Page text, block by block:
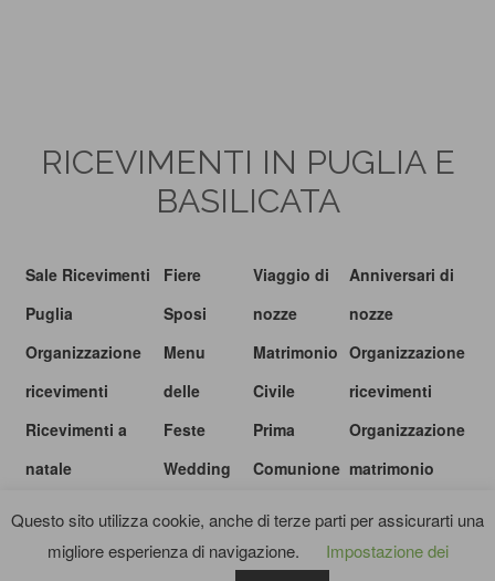
RICEVIMENTI IN PUGLIA E
BASILICATA
Sale Ricevimenti
Puglia
Organizzazione
ricevimenti
Ricevimenti a
natale
Fiere
Sposi
Menu
delle
Feste
Wedding
Viaggio di
nozze
Matrimonio
Civile
Prima
Comunione
Anniversari di
nozze
Organizzazione
ricevimenti
Organizzazione
matrimonio
© I RICEVIMENTI.IT |PRIVACY POLICY|TERMINI E CONDIZIONI
Questo sito utilizza cookie, anche di terze parti per assicurarti una
migliore esperienza di navigazione.
Impostazione dei